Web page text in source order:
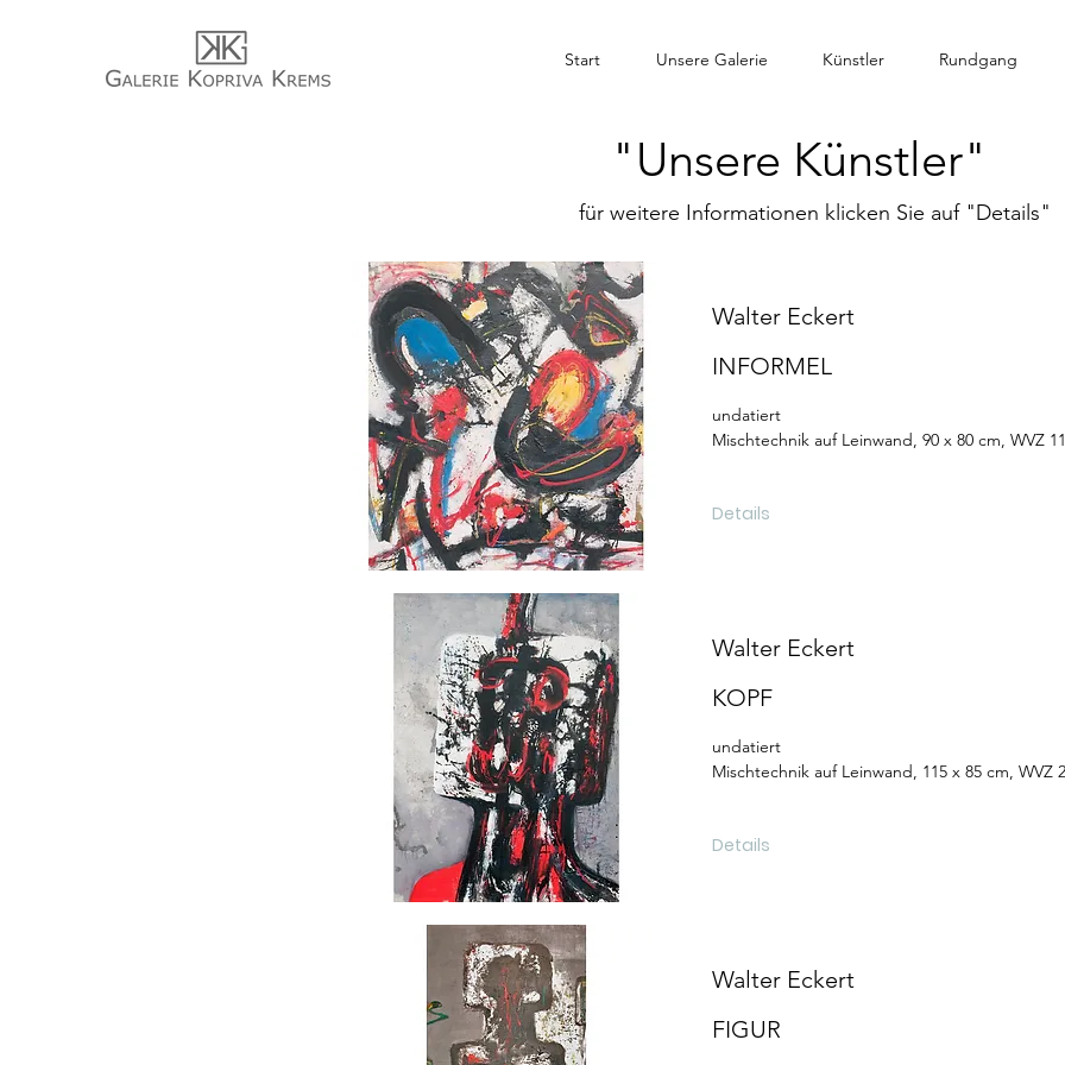
Start Unsere Galerie Künstler Rundgang
"Unsere Künstler"
für weitere Informationen klicken Sie auf "Details"
Walter Eckert
INFORMEL
undatiert
Mischtechnik auf Leinwand, 90 x 80 cm, WVZ
Details
Walter Eckert
KOPF
undatiert
Mischtechnik auf Leinwand, 115 x 85 cm, WVZ
Details
Walter Eckert
FIGUR